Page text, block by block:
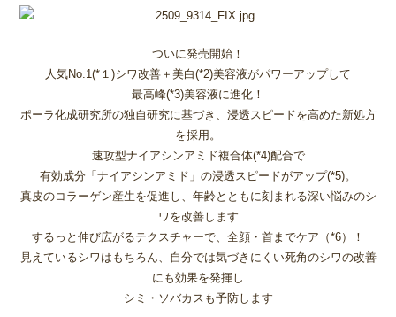
ついに発売開始！
人気No.1(*１)シワ改善＋美白(*2)美容液がパワーアップして
最高峰(*3)美容液に進化！
ポーラ化成研究所の独自研究に基づき、浸透スピードを高めた新処方
を採用。
速攻型ナイアシンアミド複合体(*4)配合で
有効成分「ナイアシンアミド」の浸透スピードがアップ(*5)。
真皮のコラーゲン産生を促進し、年齢とともに刻まれる深い悩みのシ
ワを改善します
するっと伸び広がるテクスチャーで、全顔・首までケア（*6）！
見えているシワはもちろん、自分では気づきにくい死角のシワの改善
にも効果を発揮し
シミ・ソバカスも予防します